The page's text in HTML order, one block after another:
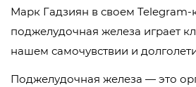
Марк Гадзиян в своем Telegram-
поджелудочная железа играет
нашем самочувствии и
Поджелудочная железа — это